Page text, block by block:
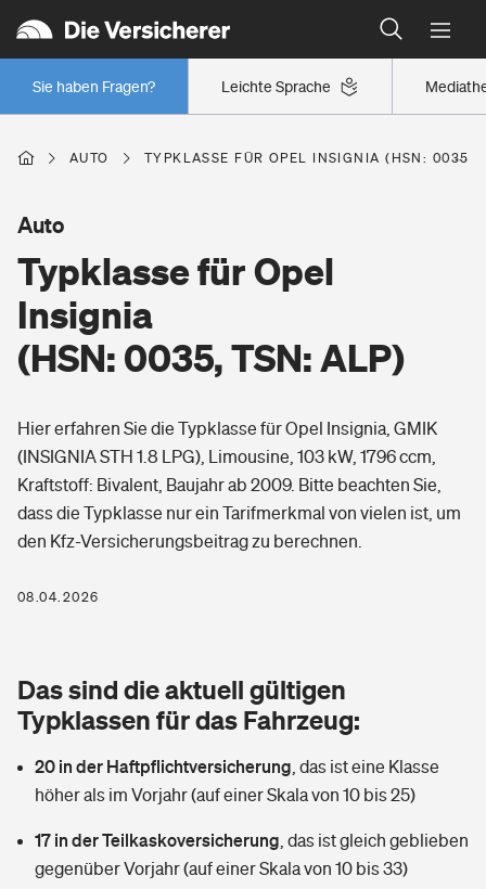
Leichte Sprache
Sie haben Fragen?
Wer versichert was: Jetzt Versicherer finden
Regionalklassen: So ist Ihre Region eingestuft
Wer versichert was: Jetzt Versicherer finden
Berufsunfähigkeitsversicherung
Erwerbsunfähigkeitsversicherung
Arbeitsrechtsschutz
Berufshaftpflichtversicherung
Rentenrechner: Wie viel Geld bekomme ich im Alter?
Wer versichert was: Jetzt Versicherer finden
Wohnen
Wohngebäudeversicherung
Hausratversicherung
Elementarversicherung
Photovoltaik
Wärmepumpen versichern
Vermieterrrechtsschutz
Mietkautionsversicherung
Zur Übersicht
Pri­vate Haft­pflicht­
Rechts­schutz­ver­si­che­rung
Kinderunfall­ver­si­che­rung
Reiseversicherung
Gesundheit
Private Krankenversicherung
Tierkrankenversicherung
Zur Übersicht
Tools
AUTO TYPKLASSE FÜR OPEL INSIGNIA (HSN: 0035,
Typklasse für Opel
Insignia
(HSN: 0035, TSN: ALP)
Auto
Hier erfahren Sie die Typklasse für Opel Insignia, GMIK
(INSIGNIA STH 1.8 LPG), Limousine, 103 kW, 1796 ccm,
Kraftstoff: Bivalent, Baujahr ab 2009. Bitte beachten Sie,
dass die Typklasse nur ein Tarifmerkmal von vielen ist, um
den Kfz-Versicherungsbeitrag zu berechnen.
08.04.2026
Das sind die aktuell gültigen
Typklassen für das Fahrzeug:
20 in der Haftpflichtversicherung das ist eine Klasse
höher als im Vorjahr (auf einer Skala von 10 bis 25)
17 in der Teilkaskoversicherung das ist gleich geblieben
gegenüber Vorjahr (auf einer Skala von 10 bis 33)